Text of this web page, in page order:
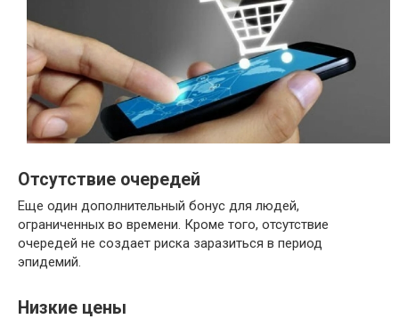
Отсутствие очередей
Еще один дополнительный бонус для людей,
ограниченных во времени. Кроме того, отсутствие
очередей не создает риска заразиться в период
эпидемий.
Низкие цены